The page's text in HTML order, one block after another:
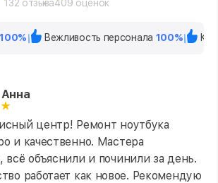
132 отзыва409 оценок
100% Вежливость персонала 100%
центр! Ремонт ноутбука
и качественно. Мастера
всё объяснили и починили за день.
работает как новое. Рекомендую